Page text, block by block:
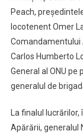
Peach,
locotenent Omer
Comandamentului
Carlos Humberto
General al ONU
generalul de
La finalul
Apărării, generalul